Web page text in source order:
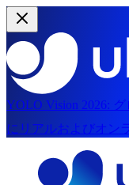
YOLO Vision 2026:
にリアルおよびオン